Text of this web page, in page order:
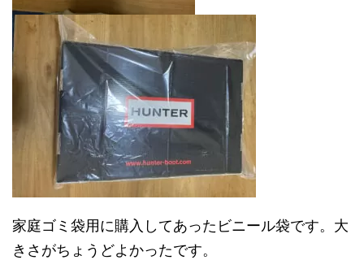
家庭ゴミ袋用に購入してあったビニール袋です。大
きさがちょうどよかったです。